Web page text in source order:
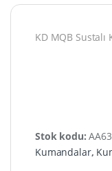
KD MQB Sustalı
Stok kodu:
Kumandalar,